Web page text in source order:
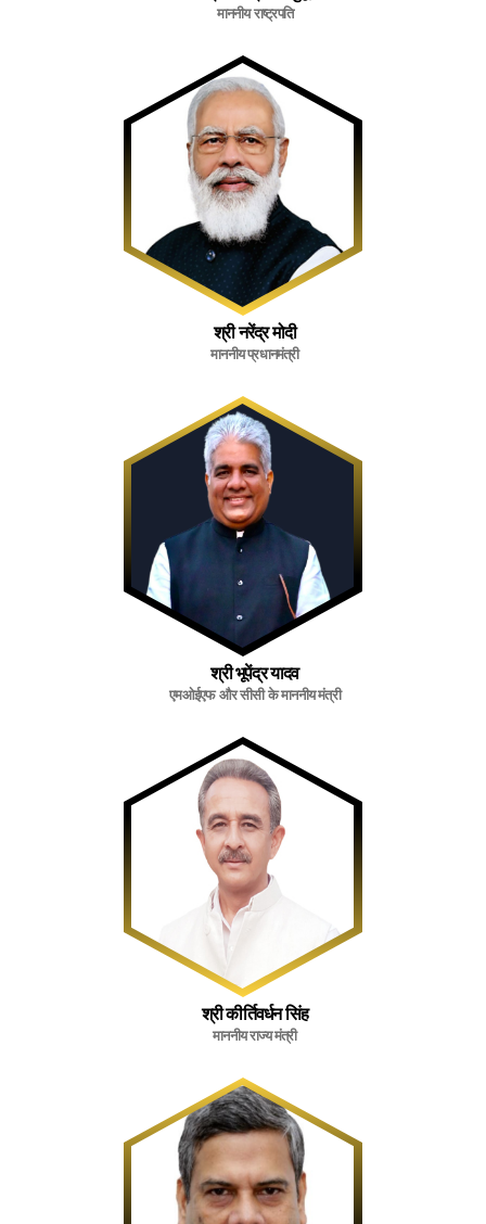
माननीय राष्ट्रपति
श्री नरेंद्र मोदी
माननीय प्रधानमंत्री
श्री भूपेंद्र यादव
एमओईएफ और सीसी के माननीय मंत्री
श्री कीर्तिवर्धन सिंह
माननीय राज्य मंत्री